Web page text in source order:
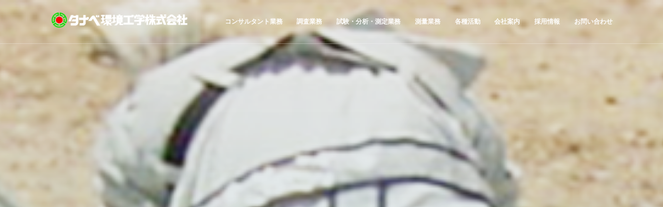
コンサルタント業務 調査業務 試験・分析・測定業務 測量業務 各種活動 会社案内 採用情報 お問い合わせ